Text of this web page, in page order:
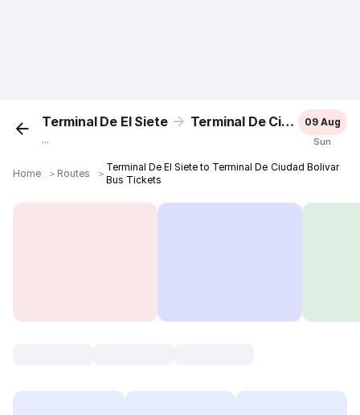
Terminal De El Siete Terminal De Ciudad Bolivar
...
09 Aug
Sun
Home ＞ Routes ＞
Terminal De El Siete to Terminal De Ciudad Bolivar
Bus Tickets